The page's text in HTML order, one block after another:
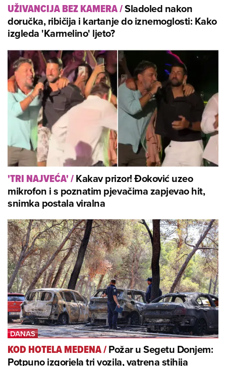
UŽIVANCIJA BEZ KAMERA/Sladoled nakon
doručka, ribičija i kartanje do iznemoglosti: Kako
izgleda 'Karmelino' ljeto?
'TRI NAJVEĆA'/Kakav prizor! Đoković uzeo
mikrofon i s poznatim pjevačima zapjevao hit,
snimka postala viralna
KOD HOTELA MEDENA/Požar u Segetu Donjem:
Potpuno izgorjela tri vozila, vatrena stihija